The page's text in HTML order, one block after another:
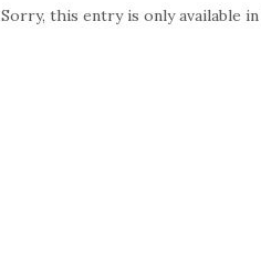
Sorry, this entry is only available